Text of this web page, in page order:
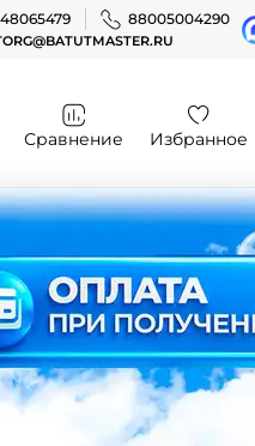
88005004290
Сравнение Избранное